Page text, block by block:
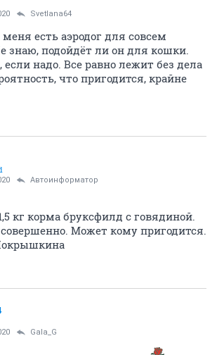
Svetlana64
есть аэродог для совсем
знаю, подойдёт ли он для кошки.
надо. Все равно лежит без дела
что пригодится, крайне
Автоинформатор
кг корма бруксфилд с говядиной.
Может кому пригодится.
Gala_G